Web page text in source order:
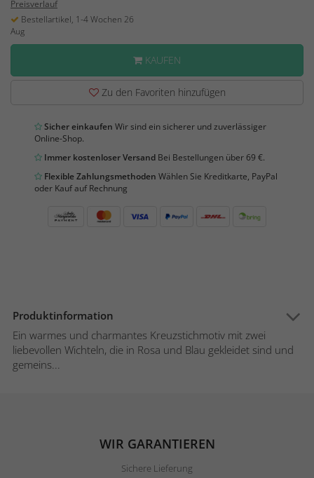
Preisverlauf
Bestellartikel, 1-4 Wochen 26
Aug
KAUFEN
Zu den Favoriten hinzufügen
Sicher einkaufen Wir sind ein sicherer und zuverlässiger
Online-Shop.
Immer kostenloser Versand Bei Bestellungen über 69 €.
Flexible Zahlungsmethoden Wählen Sie Kreditkarte, PayPal
oder Kauf auf Rechnung
Produktinformation
Ein warmes und charmantes Kreuzstichmotiv mit zwei
liebevollen Wichteln, die in Rosa und Blau gekleidet sind und
gemeins...
WIR GARANTIEREN
Sichere Lieferung